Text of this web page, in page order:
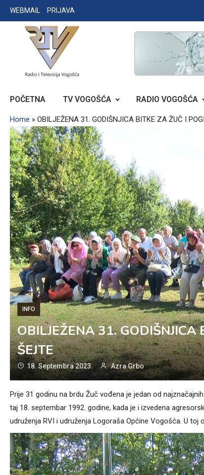
Skip
to
WEBMAIL PRIJAVA
RADIO TELEVIZIJA VOGOŠĆA
POČETNA TV VOGOŠĆA RADIO VOGOŠĆA
Home » OBILJEŽENA 31. GODIŠNJICA BITKE ZA ŽUČ I
INFO
OBILJEŽENA 31. GODIŠNJICA
ŠEJTE
18. Septembra 2023. Azra Grbo
Prije 31 godinu na brdu Žuč vođena je jedan od
taj 18. septembar 1992. godine, kada je i izvedena
udruženja RVI i udruženja Logoraša Općine Vogošća. U toj